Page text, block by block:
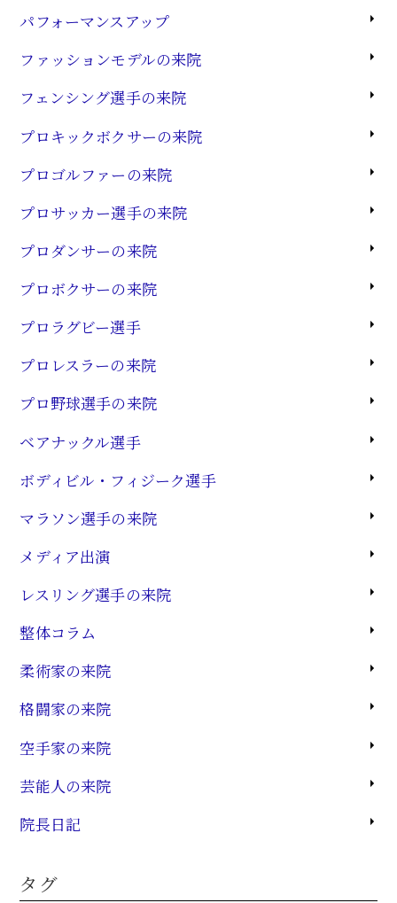
パフォーマンスアップ
ファッションモデルの来院
フェンシング選手の来院
プロキックボクサーの来院
プロゴルファーの来院
プロサッカー選手の来院
プロダンサーの来院
プロボクサーの来院
プロラグビー選手
プロレスラーの来院
プロ野球選手の来院
ベアナックル選手
ボディビル・フィジーク選手
マラソン選手の来院
メディア出演
レスリング選手の来院
整体コラム
柔術家の来院
格闘家の来院
空手家の来院
芸能人の来院
院長日記
タグ